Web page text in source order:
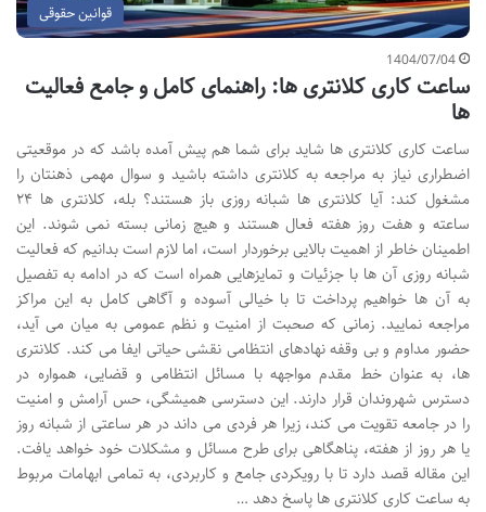
قوانین حقوقی
1404/07/04
ساعت کاری کلانتری ها: راهنمای کامل و جامع فعالیت
ها
ساعت کاری کلانتری ها شاید برای شما هم پیش آمده باشد که در موقعیتی
اضطراری نیاز به مراجعه به کلانتری داشته باشید و سوال مهمی ذهنتان را
مشغول کند: آیا کلانتری ها شبانه روزی باز هستند؟ بله، کلانتری ها ۲۴
ساعته و هفت روز هفته فعال هستند و هیچ زمانی بسته نمی شوند. این
اطمینان خاطر از اهمیت بالایی برخوردار است، اما لازم است بدانیم که فعالیت
شبانه روزی آن ها با جزئیات و تمایزهایی همراه است که در ادامه به تفصیل
به آن ها خواهیم پرداخت تا با خیالی آسوده و آگاهی کامل به این مراکز
مراجعه نمایید. زمانی که صحبت از امنیت و نظم عمومی به میان می آید،
حضور مداوم و بی وقفه نهادهای انتظامی نقشی حیاتی ایفا می کند. کلانتری
ها، به عنوان خط مقدم مواجهه با مسائل انتظامی و قضایی، همواره در
دسترس شهروندان قرار دارند. این دسترسی همیشگی، حس آرامش و امنیت
را در جامعه تقویت می کند، زیرا هر فردی می داند در هر ساعتی از شبانه روز
یا هر روز از هفته، پناهگاهی برای طرح مسائل و مشکلات خود خواهد یافت.
این مقاله قصد دارد تا با رویکردی جامع و کاربردی، به تمامی ابهامات مربوط
به ساعت کاری کلانتری ها پاسخ دهد …